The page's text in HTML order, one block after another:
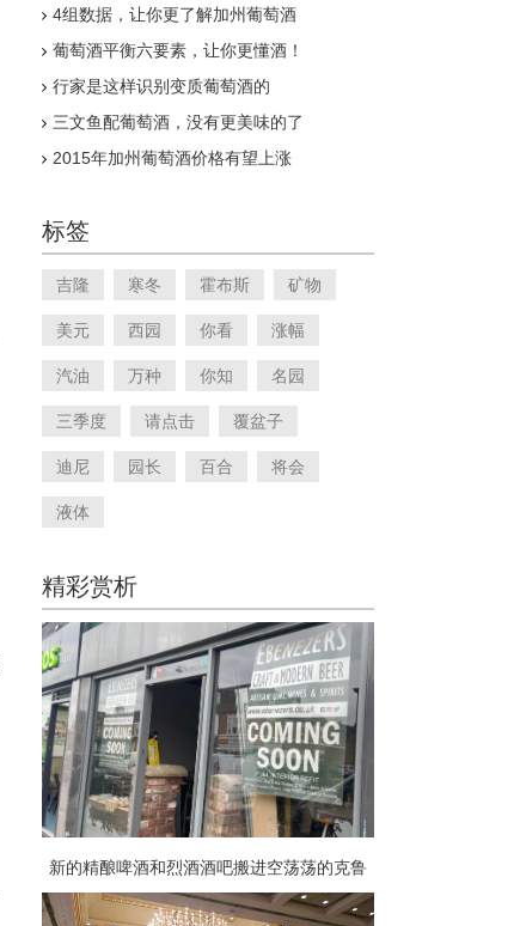
4组数据，让你更了解加州葡萄酒
葡萄酒平衡六要素，让你更懂酒！
行家是这样识别变质葡萄酒的
三文鱼配葡萄酒，没有更美味的了
2015年加州葡萄酒价格有望上涨
标签
吉隆 寒冬 霍布斯 矿物
美元 西园 你看 涨幅
汽油 万种 你知 名园
三季度 请点击 覆盆子
迪尼 园长 百合 将会
液体
精彩赏析
新的精酿啤酒和烈酒酒吧搬进空荡荡的克鲁
场地